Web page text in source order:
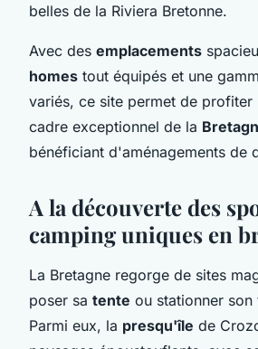
belles de la Riviera Bretonne.
Avec des emplacements
homes tout équipés et une
variés, ce site permet de profiter
cadre exceptionnel de la
bénéficiant d'aménagements de
A la découverte des
camping uniques en
La Bretagne regorge de sites
poser sa tente ou stationner son
Parmi eux, la presqu'île de